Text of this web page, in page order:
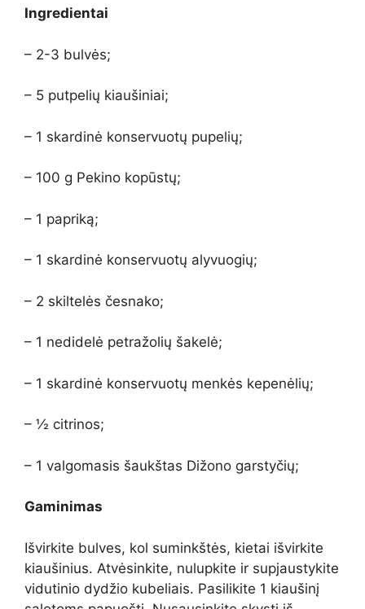
Ingredientai
– 2-3 bulvės;
– 5 putpelių kiaušiniai;
– 1 skardinė konservuotų pupelių;
– 100 g Pekino kopūstų;
– 1 papriką;
– 1 skardinė konservuotų alyvuogių;
– 2 skiltelės česnako;
– 1 nedidelė petražolių šakelė;
– 1 skardinė konservuotų menkės kepenėlių;
– ½ citrinos;
– 1 valgomasis šaukštas Dižono garstyčių;
Gaminimas
Išvirkite bulves, kol suminkštės, kietai išvirkite
kiaušinius. Atvėsinkite, nulupkite ir supjaustykite
vidutinio dydžio kubeliais. Pasilikite 1 kiaušinį